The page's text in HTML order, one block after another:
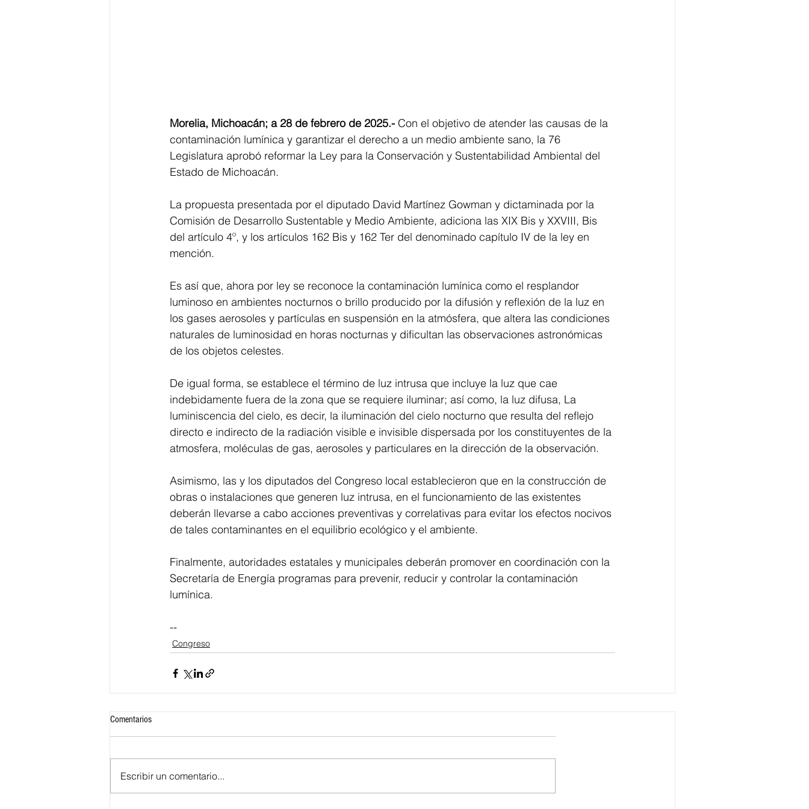
Morelia, Michoacán; a 28 de febrero de 2025.- Con el objetivo de atender las causas de la
contaminación lumínica y garantizar el derecho a un medio ambiente sano, la 76
Legislatura aprobó reformar la Ley para la Conservación y Sustentabilidad Ambiental del
Estado de Michoacán.
La propuesta presentada por el diputado David Martínez Gowman y dictaminada por la
Comisión de Desarrollo Sustentable y Medio Ambiente, adiciona las XIX Bis y XXVIII, Bis
del artículo 4º, y los artículos 162 Bis y 162 Ter del denominado capítulo IV de la ley en
mención.
Es así que, ahora por ley se reconoce la contaminación lumínica como el resplandor
luminoso en ambientes nocturnos o brillo producido por la difusión y reflexión de la luz en
los gases aerosoles y partículas en suspensión en la atmósfera, que altera las condiciones
naturales de luminosidad en horas nocturnas y dificultan las observaciones astronómicas
de los objetos celestes.
De igual forma, se establece el término de luz intrusa que incluye la luz que cae
indebidamente fuera de la zona que se requiere iluminar; así como, la luz difusa, La
luminiscencia del cielo, es decir, la iluminación del cielo nocturno que resulta del reflejo
directo e indirecto de la radiación visible e invisible dispersada por los constituyentes de la
atmosfera, moléculas de gas, aerosoles y particulares en la dirección de la observación.
Asimismo, las y los diputados del Congreso local establecieron que en la construcción de
obras o instalaciones que generen luz intrusa, en el funcionamiento de las existentes
deberán llevarse a cabo acciones preventivas y correlativas para evitar los efectos nocivos
de tales contaminantes en el equilibrio ecológico y el ambiente.
Finalmente, autoridades estatales y municipales deberán promover en coordinación con la
Secretaría de Energía programas para prevenir, reducir y controlar la contaminación
lumínica.
--
Congreso
Comentarios
Escribir un comentario...